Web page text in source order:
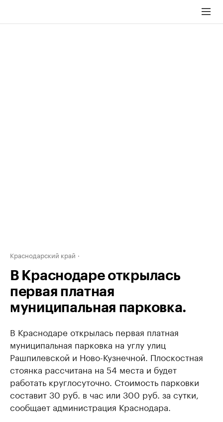
Краснодарский край
В Краснодаре открылась
первая платная
муниципальная парковка.
В Краснодаре открылась первая платная
муниципальная парковка на углу улиц
Рашпилевской и Ново-Кузнечной. Плоскостная
стоянка рассчитана на 54 места и будет
работать круглосуточно. Стоимость парковки
составит 30 руб. в час или 300 руб. за сутки,
сообщает администрация Краснодара.